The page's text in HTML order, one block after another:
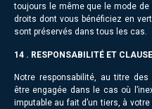
toujours le même que le mode
droits dont vous bénéficiez en
sont préservés dans tous les cas.
14 . RESPONSABILITÉ ET
Notre responsabilité, au titre
être engagée dans le cas où
imputable au fait d’un tiers, à